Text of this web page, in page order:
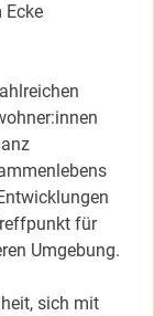
Ecke
für
Umgebung.
sich mit